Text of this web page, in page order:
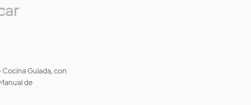
Guiada, con
de